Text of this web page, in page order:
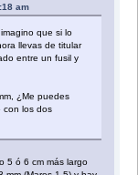
am
que si lo
llevas de titular
entre un fusil y
¿Me puedes
con los dos
5 ó 6 cm más largo